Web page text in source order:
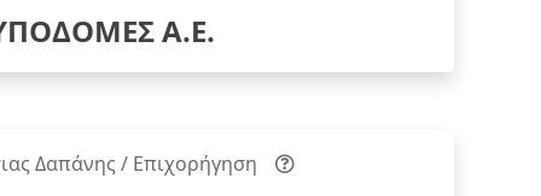
Α.Ε.
Δαπάνης / Επιχορήγηση